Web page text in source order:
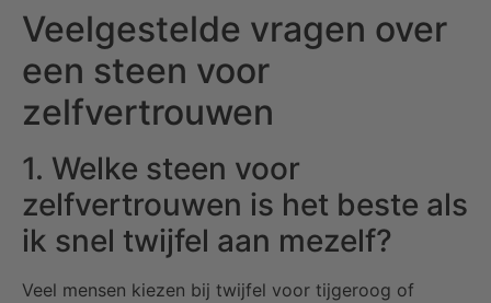
Veelgestelde vragen over
een steen voor
zelfvertrouwen
1. Welke steen voor
zelfvertrouwen is het beste als
ik snel twijfel aan mezelf?
Veel mensen kiezen bij twijfel voor tijgeroog of